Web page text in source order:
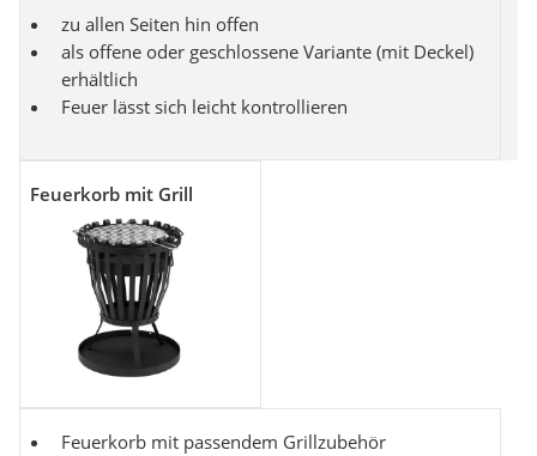
zu allen Seiten hin offen
als offene oder geschlossene Variante (mit Deckel)
erhältlich
Feuer lässt sich leicht kontrollieren
Feuerkorb mit Grill
Feuerkorb mit passendem Grillzubehör